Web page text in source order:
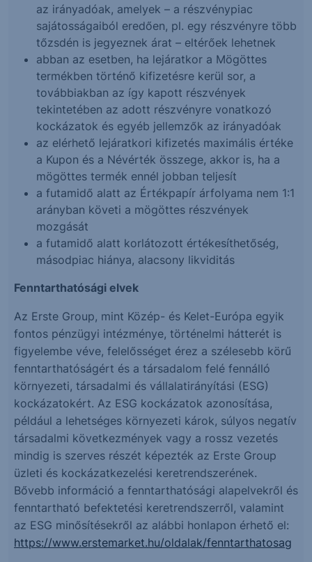
az irányadóak, amelyek – a részvénypiac
sajátosságaiból eredően, pl. egy részvényre több
tőzsdén is jegyeznek árat – eltérőek lehetnek
abban az esetben, ha lejáratkor a Mögöttes
termékben történő kifizetésre kerül sor, a
továbbiakban az így kapott részvények
tekintetében az adott részvényre vonatkozó
kockázatok és egyéb jellemzők az irányadóak
az elérhető lejáratkori kifizetés maximális értéke
a Kupon és a Névérték összege, akkor is, ha a
mögöttes termék ennél jobban teljesít
a futamidő alatt az Értékpapír árfolyama nem 1:1
arányban követi a mögöttes részvények
mozgását
a futamidő alatt korlátozott értékesíthetőség,
másodpiac hiánya, alacsony likviditás
Fenntarthatósági elvek
Az Erste Group, mint Közép- és Kelet-Európa egyik
fontos pénzügyi intézménye, történelmi hátterét is
figyelembe véve, felelősséget érez a szélesebb körű
fenntarthatóságért és a társadalom felé fennálló
környezeti, társadalmi és vállalatirányítási (ESG)
kockázatokért. Az ESG kockázatok azonosítása,
például a lehetséges környezeti károk, súlyos negatív
társadalmi következmények vagy a rossz vezetés
mindig is szerves részét képezték az Erste Group
üzleti és kockázatkezelési keretrendszerének.
Bővebb információ a fenntarthatósági alapelvekről és
fenntartható befektetési keretrendszerről, valamint
az ESG minősítésekről az alábbi honlapon érhető el:
https://www.erstemarket.hu/oldalak/fenntarthatosag